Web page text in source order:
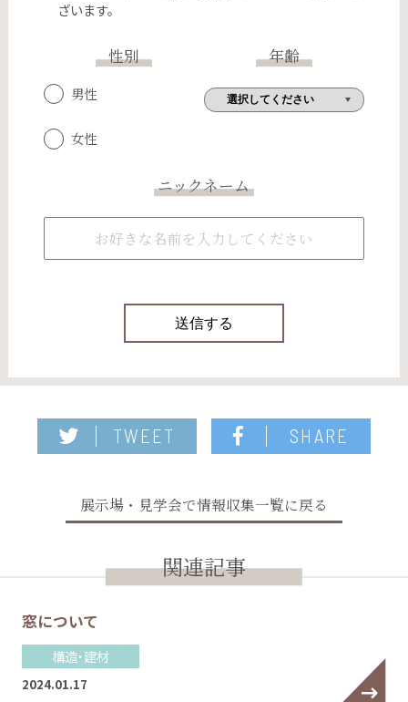
ざいます。
性別
男性
女性
年齢
ニックネーム
TWEET SHARE
展示場・見学会で情報収集一覧に戻る
関連記事
窓について
構造・建材
2024.01.17